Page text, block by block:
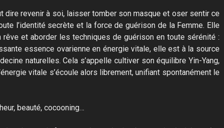
dire revenir à soi, laisser tomber son masque et oser sentir ce
l’identité secrète et la force de guérison de la Femme. Elle
et aborder les techniques de guérison en toute sérénité :
essence ovarienne en énergie vitale, elle est à la source
naturelles. Cela s’appelle cultiver son équilibre Yin-Yang,
vitale s’écoule alors librement, unifiant spontanément le
beauté, cocooning…